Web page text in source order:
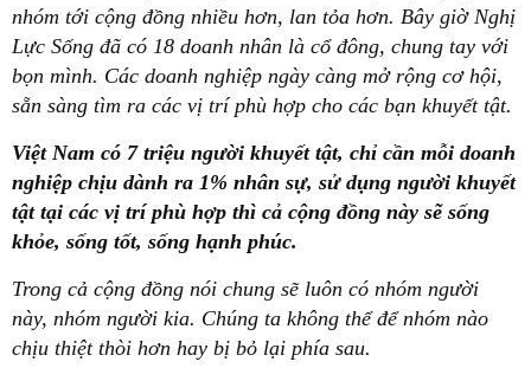
nhóm tới cộng đồng nhiều hơn, lan tỏa hơn. Bây giờ Nghị
Lực Sống đã có 18 doanh nhân là cổ đông, chung tay với
bọn mình. Các doanh nghiệp ngày càng mở rộng cơ hội,
sẵn sàng tìm ra các vị trí phù hợp cho các bạn khuyết tật.
Việt Nam có 7 triệu người khuyết tật, chỉ cần mỗi doanh
nghiệp chịu dành ra 1% nhân sự, sử dụng người khuyết
tật tại các vị trí phù hợp thì cả cộng đồng này sẽ sống
khỏe, sống tốt, sống hạnh phúc.
Trong cả cộng đồng nói chung sẽ luôn có nhóm người
này, nhóm người kia. Chúng ta không thể để nhóm nào
chịu thiệt thòi hơn hay bị bỏ lại phía sau.